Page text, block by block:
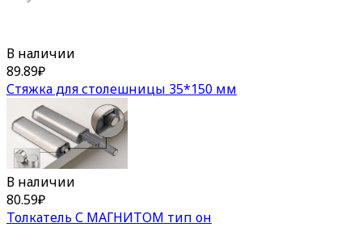
В наличии
89.89₽
Стяжка для столешницы 35*150 мм
В наличии
80.59₽
Толкатель С МАГНИТОМ тип он